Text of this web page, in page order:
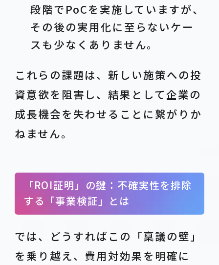
段階でPoCを実施していますが、
その後の実用化に至らないケー
スも少なくありません。
これらの課題は、新しい施策への投
資意欲を阻害し、結果として企業の
成長機会を失わせることに繋がりか
ねません。
「ROI証明」の鍵：不確実性を排除
する「事業検証」とは
では、どうすればこの「稟議の壁」
を乗り越え、費用対効果を明確に